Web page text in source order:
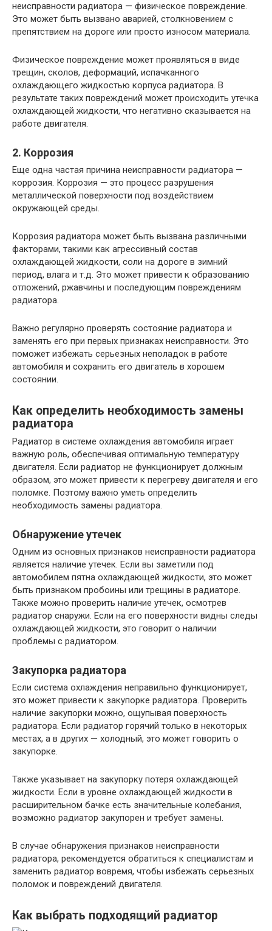
неисправности радиатора — физическое повреждение.
Это может быть вызвано аварией, столкновением с
препятствием на дороге или просто износом материала.
Физическое повреждение может проявляться в виде
трещин, сколов, деформаций, испачканного
охлаждающего жидкостью корпуса радиатора. В
результате таких повреждений может происходить утечка
охлаждающей жидкости, что негативно сказывается на
работе двигателя.
2. Коррозия
Еще одна частая причина неисправности радиатора —
коррозия. Коррозия — это процесс разрушения
металлической поверхности под воздействием
окружающей среды.
Коррозия радиатора может быть вызвана различными
факторами, такими как агрессивный состав
охлаждающей жидкости, соли на дороге в зимний
период, влага и т.д. Это может привести к образованию
отложений, ржавчины и последующим повреждениям
радиатора.
Важно регулярно проверять состояние радиатора и
заменять его при первых признаках неисправности. Это
поможет избежать серьезных неполадок в работе
автомобиля и сохранить его двигатель в хорошем
состоянии.
Как определить необходимость замены
радиатора
Радиатор в системе охлаждения автомобиля играет
важную роль, обеспечивая оптимальную температуру
двигателя. Если радиатор не функционирует должным
образом, это может привести к перегреву двигателя и его
поломке. Поэтому важно уметь определить
необходимость замены радиатора.
Обнаружение утечек
Одним из основных признаков неисправности радиатора
является наличие утечек. Если вы заметили под
автомобилем пятна охлаждающей жидкости, это может
быть признаком пробоины или трещины в радиаторе.
Также можно проверить наличие утечек, осмотрев
радиатор снаружи. Если на его поверхности видны следы
охлаждающей жидкости, это говорит о наличии
проблемы с радиатором.
Закупорка радиатора
Если система охлаждения неправильно функционирует,
это может привести к закупорке радиатора. Проверить
наличие закупорки можно, ощупывая поверхность
радиатора. Если радиатор горячий только в некоторых
местах, а в других — холодный, это может говорить о
закупорке.
Также указывает на закупорку потеря охлаждающей
жидкости. Если в уровне охлаждающей жидкости в
расширительном бачке есть значительные колебания,
возможно радиатор закупорен и требует замены.
В случае обнаружения признаков неисправности
радиатора, рекомендуется обратиться к специалистам и
заменить радиатор вовремя, чтобы избежать серьезных
поломок и повреждений двигателя.
Как выбрать подходящий радиатор